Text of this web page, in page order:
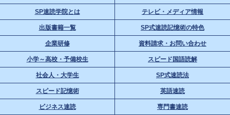
SP速読学院とは テレビ・メディア情報
出版書籍一覧 SP式速読記憶術の特色
企業研修 資料請求・お問い合わせ
小学～高校・予備校生 スピード国語読解
社会人・大学生 SP式速読法
スピード記憶術 英語速読
ビジネス速読 専門書速読